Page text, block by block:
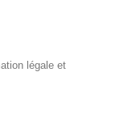
légale et